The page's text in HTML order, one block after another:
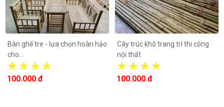
Bàn ghế tre - lựa chọn hoàn hảo
cho...
100.000 đ
Cây trúc khô trang trí thi công
nội thất
100.000 đ